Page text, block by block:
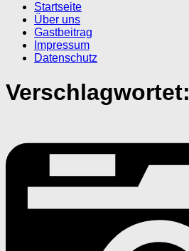
Startseite
Über uns
Gastbeitrag
Impressum
Datenschutz
Verschlagwortet: